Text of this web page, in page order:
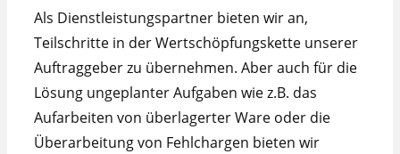
Als Dienstleistungspartner bieten wir an,
Teilschritte in der Wertschöpfungskette unserer
Auftraggeber zu übernehmen. Aber auch für die
Lösung ungeplanter Aufgaben wie z.B. das
Aufarbeiten von überlagerter Ware oder die
Überarbeitung von Fehlchargen bieten wir